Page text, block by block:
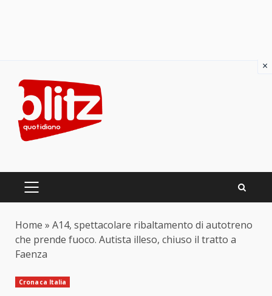
content
PRIMARY
Home » A14, spettacolare ribaltamento di autotreno
che prende fuoco. Autista illeso, chiuso il tratto a
Faenza
Cronaca Italia
×